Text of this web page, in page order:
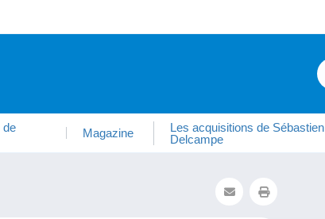
de
Magazine
Les acquisitions de Sébastien
Delcampe